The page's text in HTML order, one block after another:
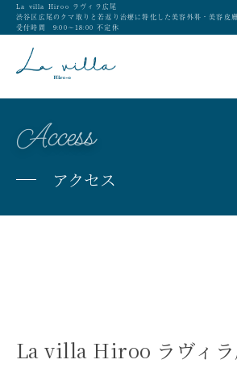
La villa Hiroo ラヴィラ広尾
渋谷区広尾のクマ取りと若返り治療に特化した美容外科・美容皮
受付時間 9:00〜18:00 不定休
Access
アクセス
La villa Hiroo ラヴィラ